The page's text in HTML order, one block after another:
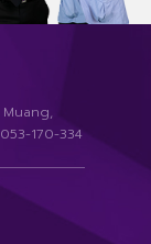
170-334